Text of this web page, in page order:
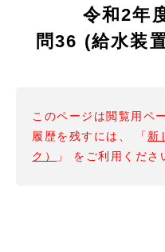
令和2年
問36 (給水装
このページは閲覧用ペ
履歴を残すには、 「 新
ク）
」 をご利用くださ